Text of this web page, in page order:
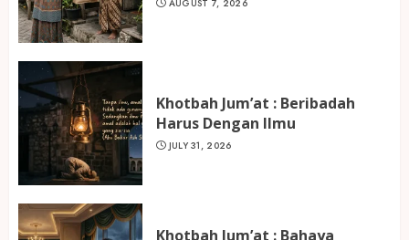
AUGUST 7, 2026
Khotbah Jum’at : Beribadah
Harus Dengan Ilmu
JULY 31, 2026
Khotbah Jum’at : Bahaya